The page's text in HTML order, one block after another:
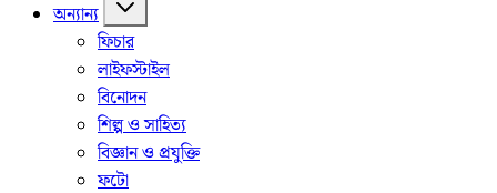
অন্যান্য
ফিচার
লাইফস্টাইল
বিনোদন
শিল্প ও সাহিত্য
বিজ্ঞান ও প্রযুক্তি
ফটো